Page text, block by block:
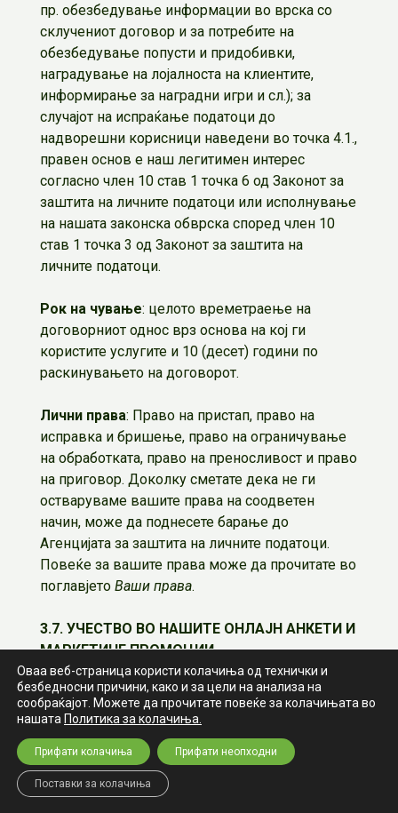
пр. обезбедување информации во врска со
склучениот договор и за потребите на
обезбедување попусти и придобивки,
наградување на лојалноста на клиентите,
информирање за наградни игри и сл.); за
случајот на испраќање податоци до
надворешни корисници наведени во точка 4.1.,
правен основ е наш легитимен интерес
согласно член 10 став 1 точка 6 од Законот за
заштита на личните податоци или исполнување
на нашата законска обврска според член 10
став 1 точка 3 од Законот за заштита на
личните податоци.
Рок на чување: целото времетраење на
договорниот однос врз основа на кој ги
користите услугите и 10 (десет) години по
раскинувањето на договорот.
Лични права: Право на пристап, право на
исправка и бришење, право на ограничување
на обработката, право на преносливост и право
на приговор. Доколку сметате дека не ги
остваруваме вашите права на соодветен
начин, може да поднесете барање до
Агенцијата за заштита на личните податоци.
Повеќе за вашите права може да прочитате во
поглавјето Ваши права.
3.7. УЧЕСТВО ВО НАШИТЕ ОНЛАЈН АНКЕТИ И
МАРКЕТИНГ ПРОМОЦИИ
Во случај да одлучите да учествувате во
нашите онлајн анкети и маркетинг кампањи,
ние ги собираме и обработуваме личните
податоци што ни ги давате доброволно и само
заради обезбедување на нашите услуги, за
потребите на нашата внатрешна
администрација и управувањето со нашиот
Оваа веб-страница користи колачиња од технички и
безбедносни причини, како и за цели на анализа на
сообраќајот. Можете да прочитате повеќе за колачињата во
нашата Политика за колачиња.
Прифати колачиња Прифати неопходни
Поставки за колачиња